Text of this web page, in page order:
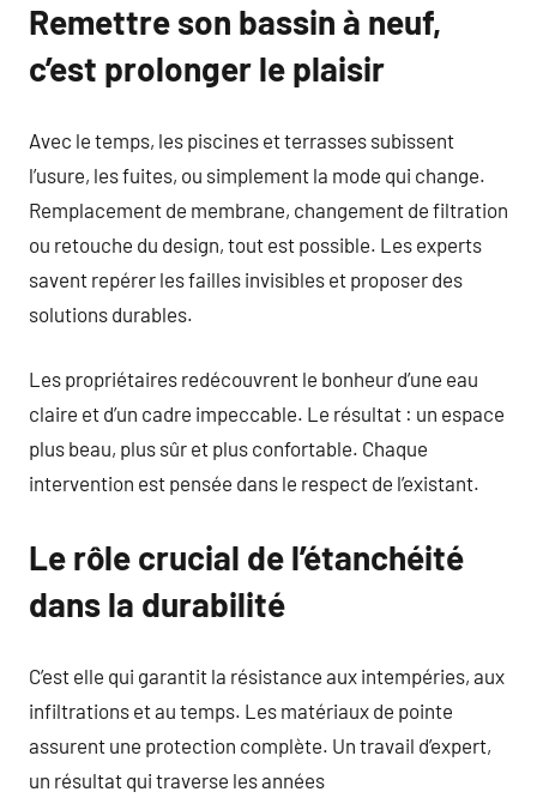
Remettre son bassin à neuf,
c’est prolonger le plaisir
Avec le temps, les piscines et terrasses subissent
l’usure, les fuites, ou simplement la mode qui change.
Remplacement de membrane, changement de filtration
ou retouche du design, tout est possible. Les experts
savent repérer les failles invisibles et proposer des
solutions durables.
Les propriétaires redécouvrent le bonheur d’une eau
claire et d’un cadre impeccable. Le résultat : un espace
plus beau, plus sûr et plus confortable. Chaque
intervention est pensée dans le respect de l’existant.
Le rôle crucial de l’étanchéité
dans la durabilité
C’est elle qui garantit la résistance aux intempéries, aux
infiltrations et au temps. Les matériaux de pointe
assurent une protection complète. Un travail d’expert,
un résultat qui traverse les années